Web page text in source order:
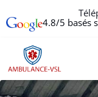
4.8/5 basés